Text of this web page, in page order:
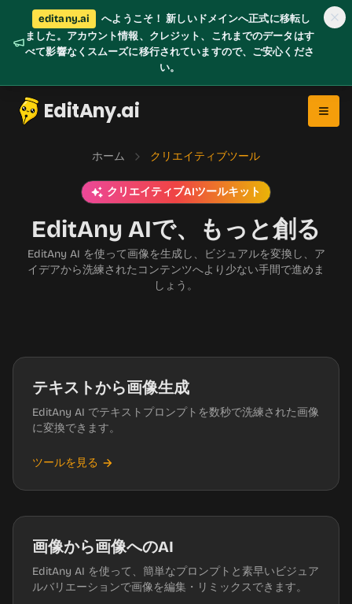
editany.ai
へようこそ！ 新しいドメインへ正式に移転し
ました。アカウント情報、クレジット、これまでのデータはす
べて影響なくスムーズに移行されていますので、ご安心くださ
い。
EditAny.ai
ホーム クリエイティブツール
EditAny AIで、もっと創る
クリエイティブAIツールキット
EditAny AI を使って画像を生成し、ビジュアルを変換し、ア
イデアから洗練されたコンテンツへより少ない手間で進めま
しょう。
テキストから画像生成
EditAny AI でテキストプロンプトを数秒で洗練された画像
に変換できます。
ツールを見る
画像から画像へのAI
EditAny AI を使って、簡単なプロンプトと素早いビジュア
ルバリエーションで画像を編集・リミックスできます。